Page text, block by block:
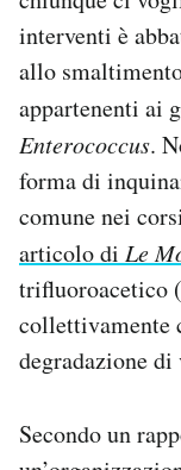
interventi è
allo
appartenenti ai
Enterococcus.
forma di
comune nei
articolo di Le
trifluoroacetico
collettivamente
degradazione
Secondo un